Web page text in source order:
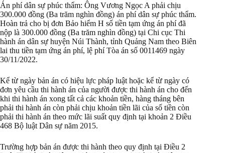
Án phí dân sự phúc thẩm: Ông Vương Ngọc A phải chịu
300.000 đồng (Ba trăm nghìn đồng) án phí dân sự phúc thẩm.
Hoàn trả cho bị đơn Bảo hiểm H số tiền tạm ứng án phí đã
nộp là 300.000 đồng (Ba trăm nghìn đồng) tại Chi cục Thi
hành án dân sự huyện Núi Thành, tỉnh Quảng Nam theo Biên
lai thu tiền tạm ứng án phí, lệ phí Tòa án số 0011469 ngày
30/11/2022.
Kể từ ngày bản án có hiệu lực pháp luật hoặc kể từ ngày có
đơn yêu cầu thi hành án của người được thi hành án cho đến
khi thi hành án xong tất cả các khoản tiền, hàng tháng bên
phải thi hành án còn phải chịu khoản tiền lãi của số tiền còn
phải thi hành án theo mức lãi suất quy định tại khoản 2 Điều
468 Bộ luật Dân sự năm 2015.
Trường hợp bản án được thi hành theo quy định tại Điều 2